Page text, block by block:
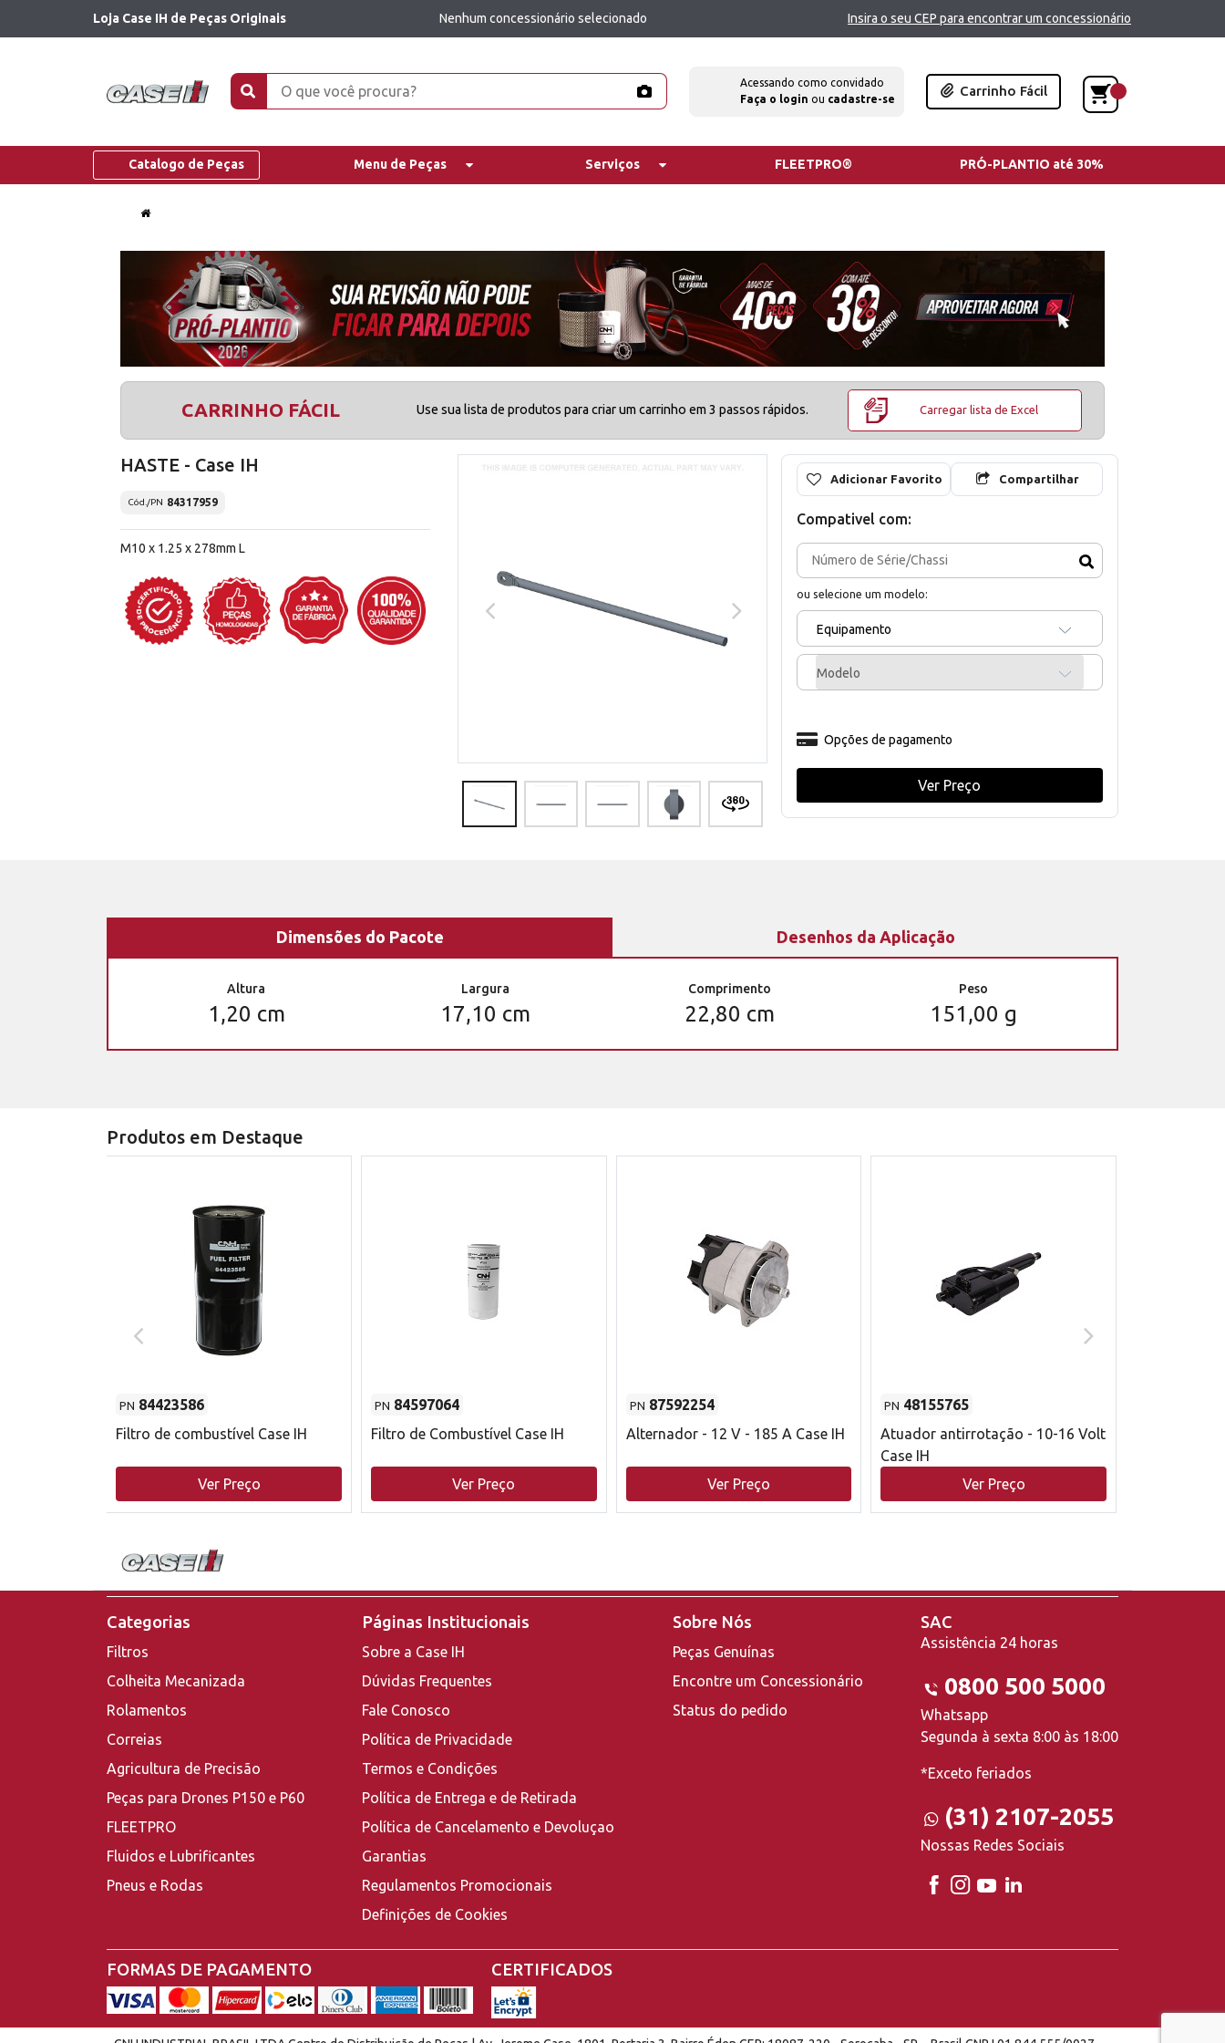
Loja Case IH de Peças Originais Nenhum concessionário selecionado Insira o seu CEP para encontrar um concessionário
Acessando como convidado
Faça o login ou cadastre-se
Carrinho Fácil
Catalogo de Peças Menu de Peças Serviços FLEETPRO® PRÓ-PLANTIO até 30%
CARRINHO FÁCIL Use sua lista de produtos para criar um carrinho em 3 passos rápidos. Carregar lista de Excel
HASTE - Case IH
Cód./PN 84317959
M10 x 1.25 x 278mm L
Adicionar Favorito Compartilhar
Compativel com:
ou selecione um modelo:
Equipamento
Modelo
Opções de pagamento
Ver Preço
Dimensões do Pacote Desenhos da Aplicação
Altura
1,20 cm
Largura
17,10 cm
Comprimento
22,80 cm
Peso
151,00 g
Produtos em Destaque
PN 84423586
Filtro de combustível Case IH
Ver Preço
PN 84597064
Filtro de Combustível Case IH
Ver Preço
PN 87592254
Alternador - 12 V - 185 A Case IH
Ver Preço
PN 48155765
Atuador antirrotação - 10-16 Volt
Case IH
Ver Preço
Categorias
Filtros
Colheita Mecanizada
Rolamentos
Correias
Agricultura de Precisão
Peças para Drones P150 e P60
FLEETPRO
Fluidos e Lubrificantes
Pneus e Rodas
Páginas Institucionais
Sobre a Case IH
Dúvidas Frequentes
Fale Conosco
Política de Privacidade
Termos e Condições
Política de Entrega e de Retirada
Política de Cancelamento e Devoluçao
Garantias
Regulamentos Promocionais
Definições de Cookies
Sobre Nós
Peças Genuínas
Encontre um Concessionário
Status do pedido
SAC
Assistência 24 horas
0800 500 5000
Whatsapp
Segunda à sexta 8:00 às 18:00
*Exceto feriados
(31) 2107-2055
Nossas Redes Sociais
FORMAS DE PAGAMENTO CERTIFICADOS